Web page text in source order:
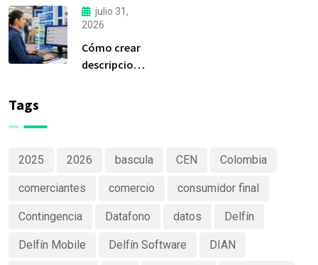
la
herramienta
más
importante
julio 31,
2026
Cómo crear
descripciones
Tags
2025 2026 bascula CEN Colombia
comerciantes comercio consumidor final
Contingencia Datafono datos Delfín
Delfín Mobile Delfín Software DIAN